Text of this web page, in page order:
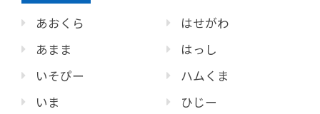
あおくら
あまま
いそぴー
いま
はせがわ
はっし
ハムくま
ひじー